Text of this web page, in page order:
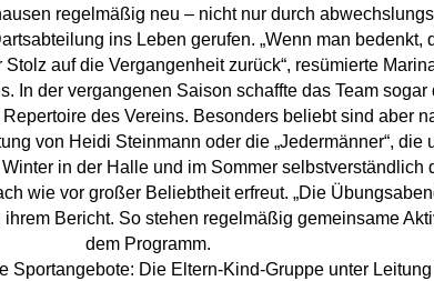
regelmäßig neu – nicht nur durch
ins Leben gerufen. „Wenn man
auf die Vergangenheit zurück“, resümierte
In der vergangenen Saison schaffte das Team
des Vereins. Besonders beliebt sind aber
von Heidi Steinmann oder die „Jedermänner“,
in der Halle und im Sommer
wie vor großer Beliebtheit erfreut. „Die
Bericht. So stehen regelmäßig gemeinsame
dem Programm.
Die Eltern-Kind-Gruppe unter